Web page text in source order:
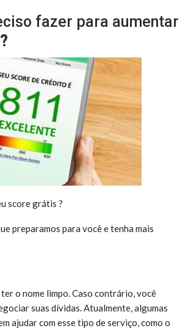
fazer para aumentar
?
score grátis ?
preparamos para você e tenha mais
o nome limpo. Caso contrário, você
suas dívidas. Atualmente, algumas
ajudar com esse tipo de serviço, como o